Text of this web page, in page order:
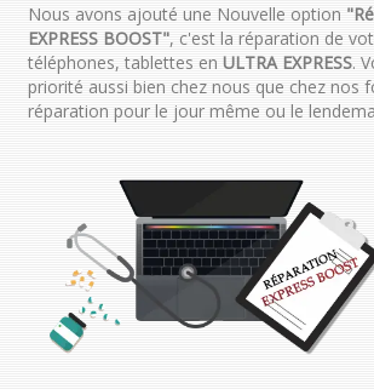
Nous avons ajouté une Nouvelle option
EXPRESS BOOST", c'est la réparation de
téléphones, tablettes en ULTRA EXPRESS.
priorité aussi bien chez nous que chez nos
réparation pour le jour même ou le